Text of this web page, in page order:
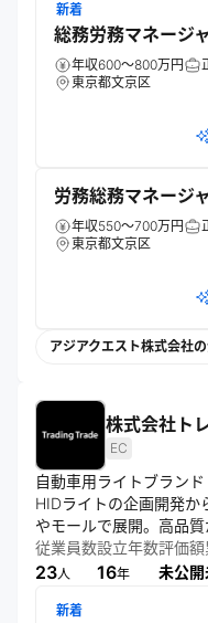
新着
総務労務マネージ
年収600～800万円
東京都文京区
労務総務マネージ
年収550～700万円
東京都文京区
アジアクエスト株式会社
株式会社ト
EC
自動車用ライトブラン
HIDライトの企画開発か
やモールで展開。高品
し、カー用品分野におけ
の強化を推進する。
従業員数
23人
設立年数
16年
評価額
未公開
新着